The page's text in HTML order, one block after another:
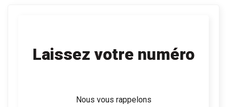
Laissez votre numéro
Nous vous rappelons